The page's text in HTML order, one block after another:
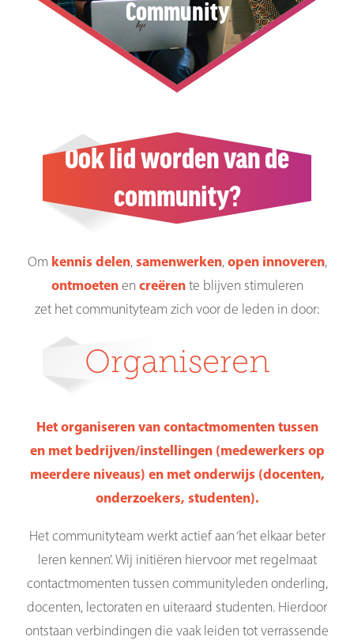
Community
Ook lid worden van de
community?
Om kennis delen,samenwerken,open innoveren,
ontmoetenen creërente blijven stimuleren
zet het communityteam zich voor de leden in door:
Organiseren
Het organiseren vancontactmomenten tussen
en met bedrijven/instellingen (medewerkers op
meerdere niveaus) en met onderwijs (docenten,
onderzoekers, studenten).
Het communityteam werkt actief aan ‘het elkaar beter
leren kennen’. Wij initiëren hiervoor met regelmaat
contactmomenten tussen communityleden onderling,
docenten, lectoraten en uiteraard studenten. Hierdoor
ontstaan verbindingen die vaak leiden tot verrassende